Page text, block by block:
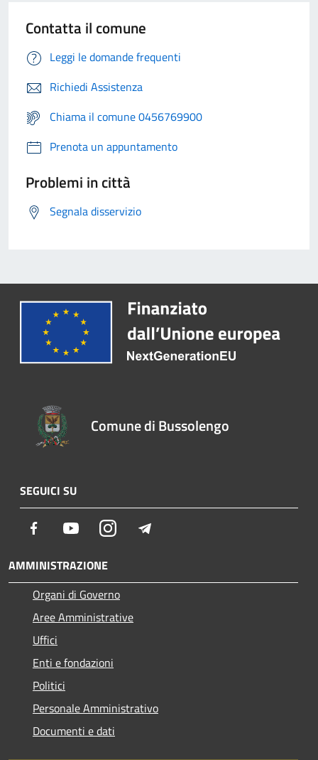
Contatta il comune
Leggi le domande frequenti
Richiedi Assistenza
Chiama il comune 0456769900
Prenota un appuntamento
Problemi in città
Segnala disservizio
Comune di Bussolengo
SEGUICI SU
Facebook YoutubeInstagram
AMMINISTRAZIONE
Organi di Governo
Aree Amministrative
Uffici
Enti e fondazioni
Politici
Personale Amministrativo
Documenti e dati